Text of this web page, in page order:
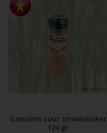
Garnalen zout smaakmaker
120 gr